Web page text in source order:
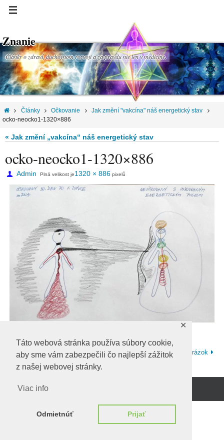
Táto webová stránka používa súbory cookie,
aby sme vám zabezpečili čo najlepší zážitok
z našej webovej stránky.
Viac info
Odmietnúť Prijať
✕
Znanie
Články o zdraví, duchovnom rozvoji a za pravdu nie len v medicíne.
Články Očkovanie
Jak změní "vakcína" náš energetický stav
ocko-neocko1-1320×886
« Jak změní „vakcína“ náš energetický stav
ocko-neocko1-1320×886
Admin Plná velikost je1320 × 886 pixelů
Ďalší obrázok